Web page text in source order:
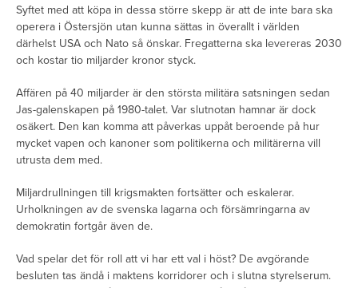
Syftet med att köpa in dessa större skepp är att de inte bara ska
operera i Östersjön utan kunna sättas in överallt i världen
därhelst USA och Nato så önskar. Fregatterna ska levereras 2030
och kostar tio miljarder kronor styck.
Affären på 40 miljarder är den största militära satsningen sedan
Jas-galenskapen på 1980-talet. Var slutnotan hamnar är dock
osäkert. Den kan komma att påverkas uppåt beroende på hur
mycket vapen och kanoner som politikerna och militärerna vill
utrusta dem med.
Miljardrullningen till krigsmakten fortsätter och eskalerar.
Urholkningen av de svenska lagarna och försämringarna av
demokratin fortgår även de.
Vad spelar det för roll att vi har ett val i höst? De avgörande
besluten tas ändå i maktens korridorer och i slutna styrelserum.